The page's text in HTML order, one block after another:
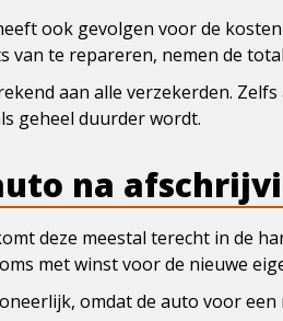
ook gevolgen voor de
van te repareren, nemen de
aan alle verzekerden.
geheel duurder wordt.
na
deze meestal terecht in de
met winst voor de nieuwe
omdat de auto voor